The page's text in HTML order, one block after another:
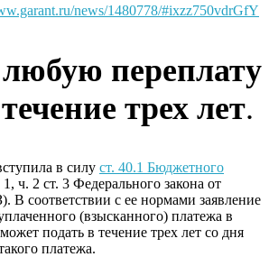
news/1480778/#ixzz750vdrGfY
переплату
трех лет.
в силу ст. 40.1 Бюджетного
ч. 2 ст. 3 Федерального закона от
В соответствии с ее нормами заявление
(взысканного) платежа в
подать в течение трех лет со дня
платежа.